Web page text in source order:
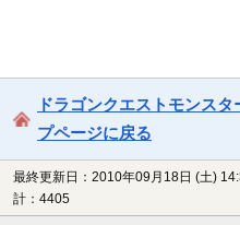
ドラゴンクエストモンス
プページに戻る
最終更新日：2010年09月18日 (土)
計：4405